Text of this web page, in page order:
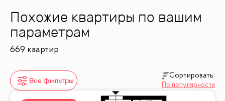
Похожие квартиры по вашим
параметрам
669 квартир
Все фильтры
Сортировать:
По популярности